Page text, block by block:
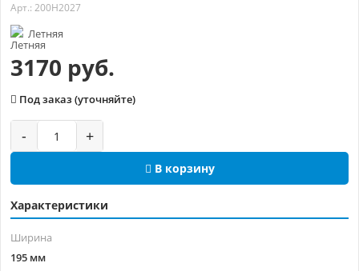
Арт.: 200H2027
Летняя
3170 руб.
Под заказ (уточняйте)
- +
В корзину
Характеристики
Ширина
195 мм